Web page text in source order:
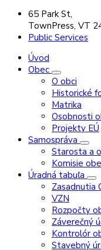
65 Park St,
TownPress, VT
Public Services
Úvod
Obec
O obci
Historické
Matrika
Osobnosti
Projekty EÚ
Samospráva
Starosta a
Komisie
Úradná tabuľa
Zasadnutia
VZN
Rozpočty
Záverečný
Kontrolór
Stavebný